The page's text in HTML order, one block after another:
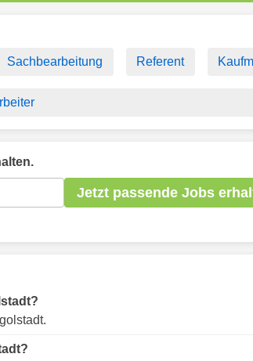
Sachbearbeitung Referent
Jetzt passende Jobs